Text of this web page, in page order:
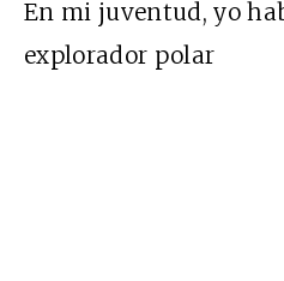
En mi juventud, yo
explorador polar